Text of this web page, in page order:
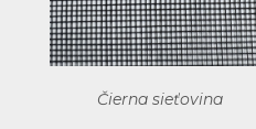
Čierna sieťovina